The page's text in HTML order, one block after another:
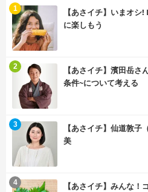
【あさイチ】いまオシ
に楽しもう
1
【あさイチ】濱田岳さ
条件~について考える
2
【あさイチ】仙道敦
美
3
【あさイチ】みんな
4